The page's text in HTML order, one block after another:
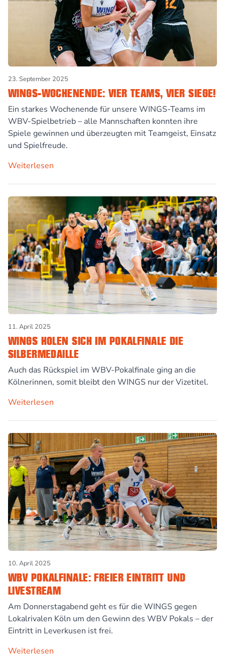
23. September 2025
WINGS-WOCHENENDE: VIER TEAMS, VIER SIEGE!
Ein starkes Wochenende für unsere WINGS-Teams im
WBV-Spielbetrieb – alle Mannschaften konnten ihre
Spiele gewinnen und überzeugten mit Teamgeist, Einsatz
und Spielfreude.
Weiterlesen
11. April 2025
WINGS HOLEN SICH IM POKALFINALE DIE
SILBERMEDAILLE
Auch das Rückspiel im WBV-Pokalfinale ging an die
Kölnerinnen, somit bleibt den WINGS nur der Vizetitel.
Weiterlesen
10. April 2025
WBV POKALFINALE: FREIER EINTRITT UND
LIVESTREAM
Am Donnerstagabend geht es für die WINGS gegen
Lokalrivalen Köln um den Gewinn des WBV Pokals – der
Eintritt in Leverkusen ist frei.
Weiterlesen